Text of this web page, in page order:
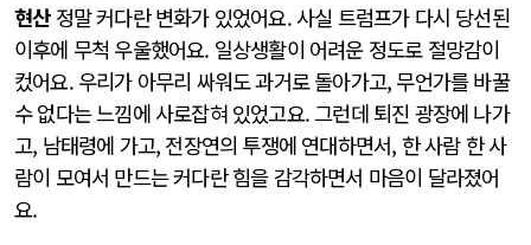
현산정말 커다란 변화가 있었어요. 사실 트럼프가 다시 당선된
이후에 무척 우울했어요. 일상생활이 어려운 정도로 절망감이
컸어요. 우리가 아무리 싸워도 과거로 돌아가고, 무언가를 바꿀
수 없다는 느낌에 사로잡혀 있었고요. 그런데 퇴진 광장에 나가
고, 남태령에 가고, 전장연의 투쟁에 연대하면서, 한 사람 한 사
람이 모여서 만드는 커다란 힘을 감각하면서 마음이 달라졌어
요.